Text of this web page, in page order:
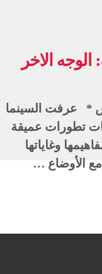
الوجه الاخر
* عرفت السينما
تطورات عميقة
وغاياتها
مع الأوضاع …